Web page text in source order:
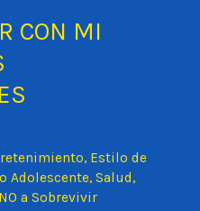
CON MI
, Estilo de
Adolescente,Salud,
a Sobrevivir